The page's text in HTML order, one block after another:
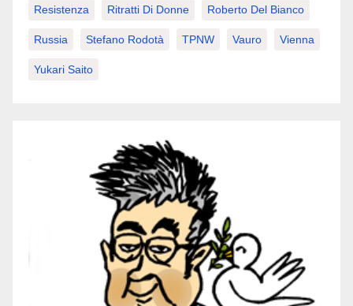
Resistenza Ritratti Di Donne Roberto Del Bianco
Russia Stefano Rodotà TPNW Vauro Vienna
Yukari Saito